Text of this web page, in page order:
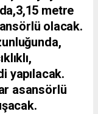
metre
olacak.
yapılacak.
asansörlü